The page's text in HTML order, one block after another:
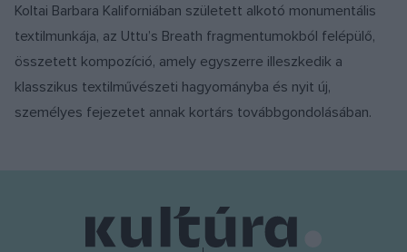
Koltai Barbara Kaliforniában született alkotó monumentális
textilmunkája, az Uttu’s Breath fragmentumokból felépülő,
összetett kompozíció, amely egyszerre illeszkedik a
klasszikus textilművészeti hagyományba és nyit új,
személyes fejezetet annak kortárs továbbgondolásában.